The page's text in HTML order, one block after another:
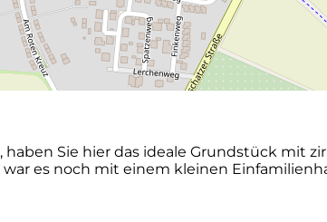
Sie hier das ideale Grundstück mit
es noch mit einem kleinen